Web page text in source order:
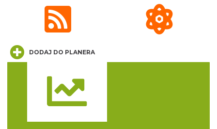
Święto Ziół w pszczyńskim skansenie
DODAJ DO PLANERA